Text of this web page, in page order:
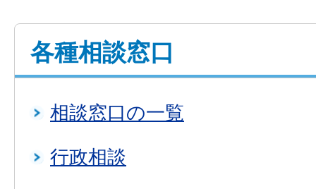
各種相談窓口
相談窓口の一覧
行政相談